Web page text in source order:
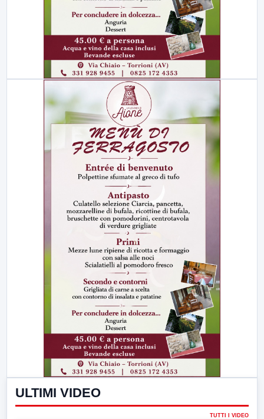
ULTIMI VIDEO
TUTTI I VIDEO